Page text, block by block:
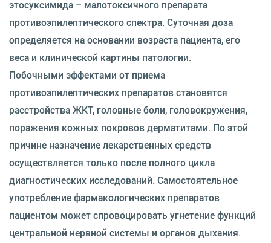
этосуксимида – малотоксичного препарата
противоэпилептического спектра. Суточная доза
определяется на основании возраста пациента, его
веса и клинической картины патологии.
Побочными эффектами от приема
противоэпилептических препаратов становятся
расстройства ЖКТ, головные боли, головокружения,
поражения кожных покровов дерматитами. По этой
причине назначение лекарственных средств
осуществляется только после полного цикла
диагностических исследований. Самостоятельное
употребление фармакологических препаратов
пациентом может спровоцировать угнетение функций
центральной нервной системы и органов дыхания.